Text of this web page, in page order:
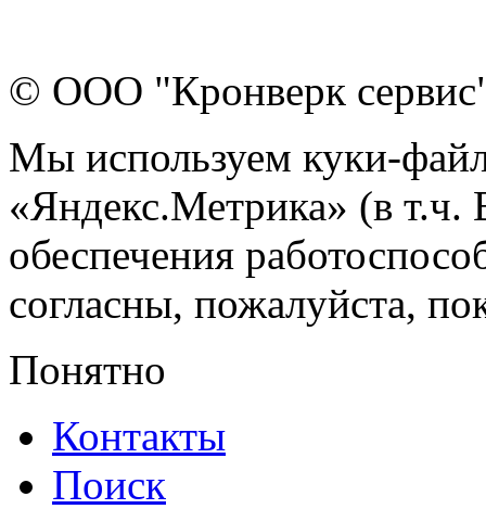
© ООО "Кронверк
Мы используем куки-
«Яндекс.Метрика» (в т.ч.
обеспечения
согласны, пожалуйста,
Понятно
Контакты
Поиск